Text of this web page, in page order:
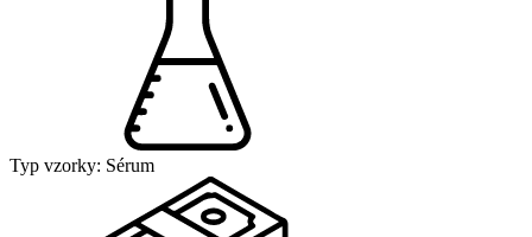
Typ vzorky: Sérum